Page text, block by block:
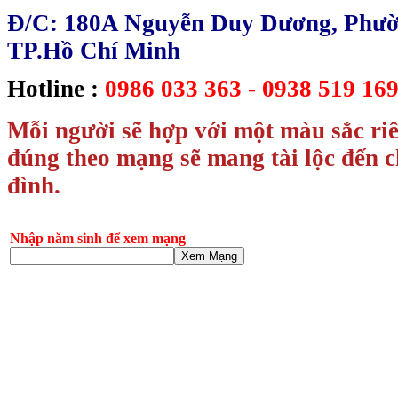
Đ/C: 180A Nguyễn Duy Dương,
TP.Hồ Chí Minh
Hotline : 0986 033 363 - 0938 519
Mỗi người sẽ hợp với một màu sắc
đúng theo mạng sẽ mang tài lộc đến
đình.
Nhập năm sinh để xem mạng
Xem Mạng